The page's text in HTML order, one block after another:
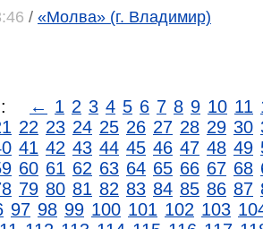
/ «Молва» (г. Владимир)
← 1 2 3 4 5 6 7 8 9 10 11
22 23 24 25 26 27 28 29 30
41 42 43 44 45 46 47 48 49
60 61 62 63 64 65 66 67 68
79 80 81 82 83 84 85 86 87
97 98 99 100 101 102 103